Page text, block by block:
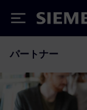
Siemens
パートナー